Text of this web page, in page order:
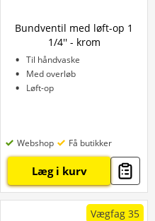
Bundventil med løft-op 1
1/4'' - krom
Til håndvaske
Med overløb
Løft-op
Webshop Få butikker
Læg i kurv
Vægfag 35